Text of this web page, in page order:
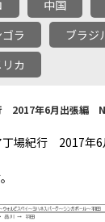
中国
ラ ブラジ
カ
2017年6月出張編
場紀行 2017年6